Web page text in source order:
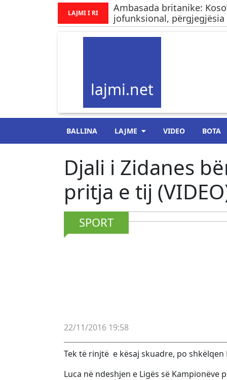
LAJMI I RI
Ambasada britanike:
jofunksional,
lajmi.net
BALLINA LAJME VIDEO BOTA
Djali i Zidanes
pritja e tij
SPORT
22/11/2016 19:58
Tek të rinjtë e kësaj skuadre, po
Luca në ndeshjen e Ligës së